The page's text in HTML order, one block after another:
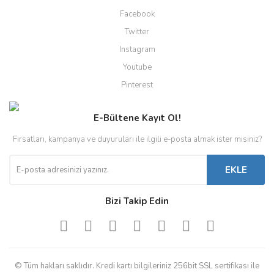
Facebook
Twitter
Instagram
Youtube
Pinterest
E-Bültene Kayıt Ol!
Fırsatları, kampanya ve duyuruları ile ilgili e-posta almak ister misiniz?
EKLE
Bizi Takip Edin
© Tüm hakları saklıdır. Kredi kartı bilgileriniz 256bit SSL sertifikası ile